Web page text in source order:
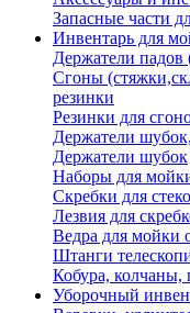
Запасные части
Инвентарь для
Держатели падов
Сгоны
резинки
Резинки для
Держатели
Держатели шубок
Наборы для
Скребки для
Лезвия для
Ведра для мойки
Штанги
Кобура, колчаны,
Уборочный